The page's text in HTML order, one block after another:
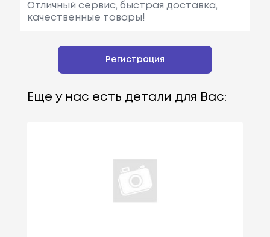
Отличный сервис, быстрая доставка,
качественные товары!
Регистрация
Еще у нас есть детали для Вас: